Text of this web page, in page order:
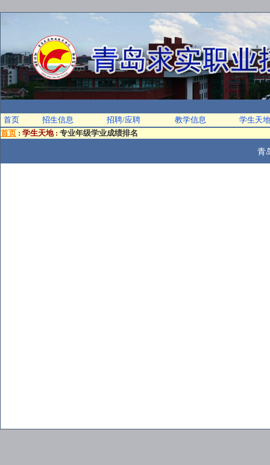
首页 招生信息 招聘/应聘 教学信息
学生天地
首页 : 学生天地: 专业年级学业成绩排名